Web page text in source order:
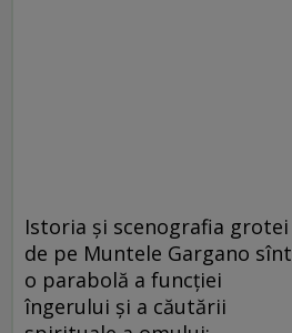
Istoria și scenografia grotei
de pe Muntele Gargano sînt
o parabolă a funcției
îngerului și a căutării